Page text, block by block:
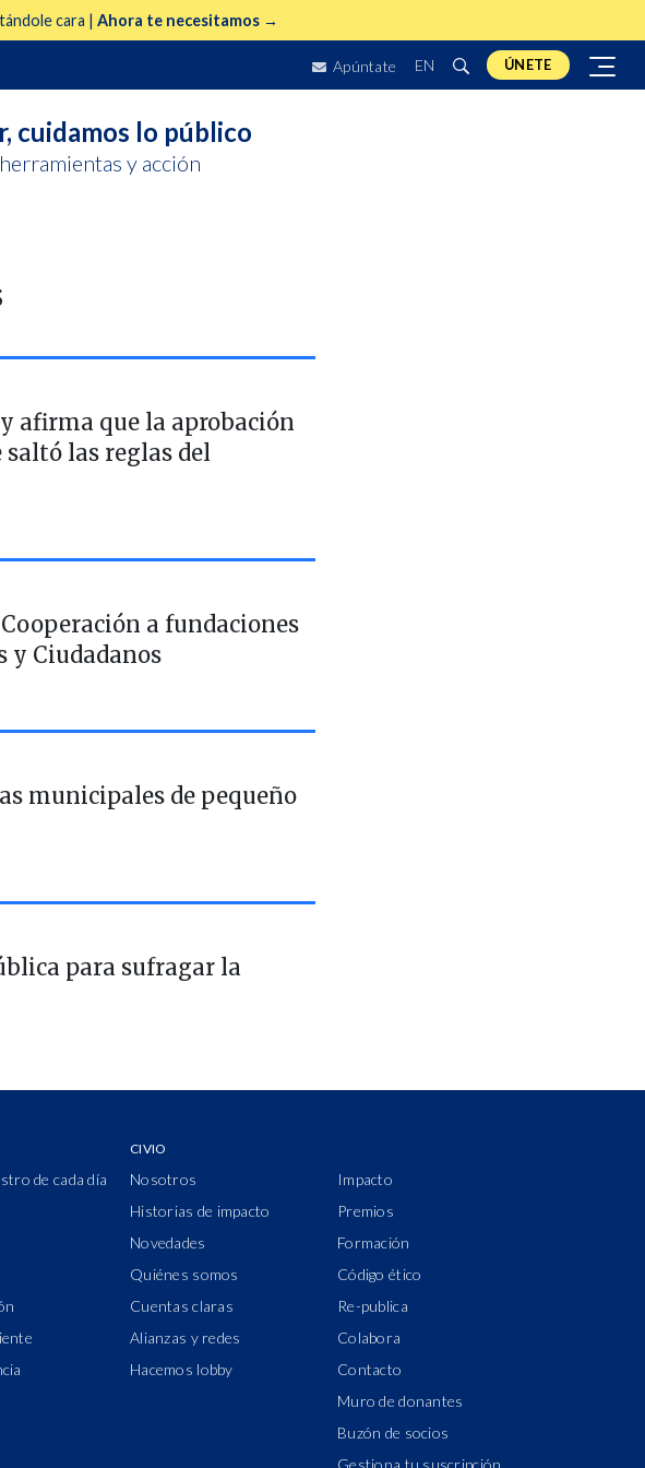
cara | Ahora te necesitamos →
Apúntate EN ÚNETE
cuidamos lo público
y acción
afirma que la aprobación
las reglas del
a fundaciones
y Ciudadanos
municipales de pequeño
para sufragar la
de cada día
CIVIO
Nosotros
Historias de impacto
Novedades
Quiénes somos
Cuentas claras
Alianzas y redes
Hacemos lobby
Impacto
Premios
Formación
Código ético
Re-publica
Colabora
Contacto
Muro de donantes
Buzón de socios
Gestiona tu suscripción